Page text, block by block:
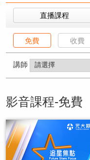
直播課程
免費 收費
講師
影音課程-免費